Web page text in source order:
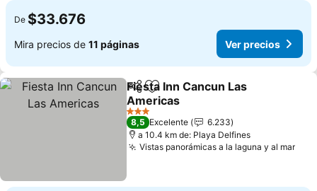
De $33.676
Mira precios de 11 páginas Ver precios
CompartirAgregar a favoritos
Fiesta Inn Cancun Las
Americas
3 Estrellas
8,5 Excelente
6.233
a 10.4 km de: Playa Delfines
Vistas panorámicas a la laguna y al mar